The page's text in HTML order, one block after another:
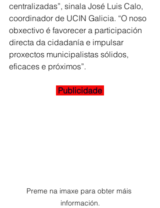
centralizadas”, sinala José Luis Calo,
coordinador de UCIN Galicia. “O noso
obxectivo é favorecer a participación
directa da cidadanía e impulsar
proxectos municipalistas sólidos,
eficaces e próximos”.
Publicidade
Preme na imaxe para obter máis
información.